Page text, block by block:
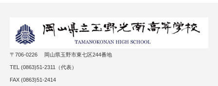
〒706-0226 岡山県玉野市東七区244番地
TEL (0863)51-2311（代表）
FAX (0863)51-2414